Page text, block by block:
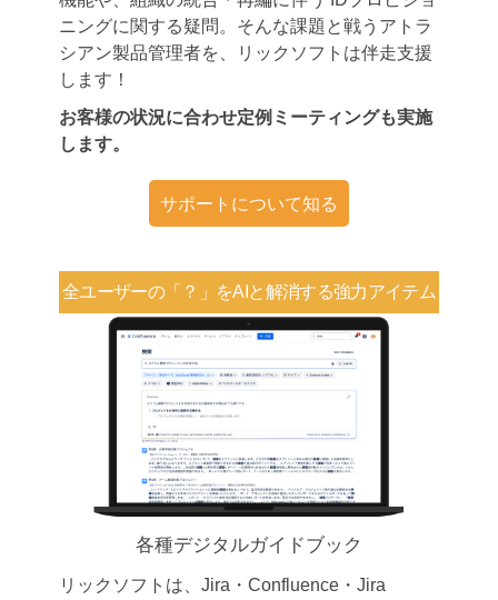
ニングに関する疑問。そんな課題と戦うアトラ
シアン製品管理者を、リックソフトは伴走支援
します！
お客様の状況に合わせ定例ミーティングも実施
します。
サポートについて知る
全ユーザーの「？」をAIと解消する強力アイテム
各種デジタルガイドブック
リックソフトは、Jira・Confluence・Jira